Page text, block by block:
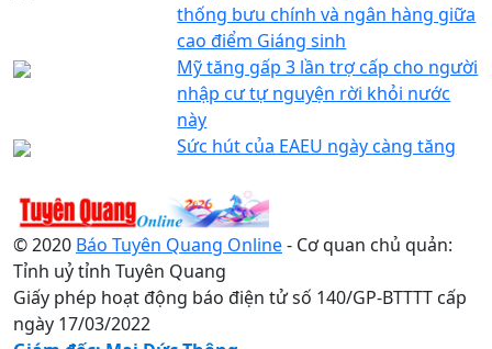
thống bưu chính và ngân hàng giữa
cao điểm Giáng sinh
Mỹ tăng gấp 3 lần trợ cấp cho người
nhập cư tự nguyện rời khỏi nước
này
Sức hút của EAEU ngày càng tăng
© 2020 Báo Tuyên Quang Online- Cơ quan chủ quản:
Tỉnh uỷ tỉnh Tuyên Quang
Giấy phép hoạt động báo điện tử số 140/GP-BTTTT cấp
ngày 17/03/2022